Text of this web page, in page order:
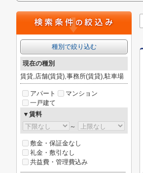
種別で絞り込む
現在の種別
賃貸,店舗(賃貸),事務所(賃貸),駐車場
アパート
マンション
一戸建て
▼賃料
～
敷金・保証金なし
礼金・敷引なし
共益費・管理費込み